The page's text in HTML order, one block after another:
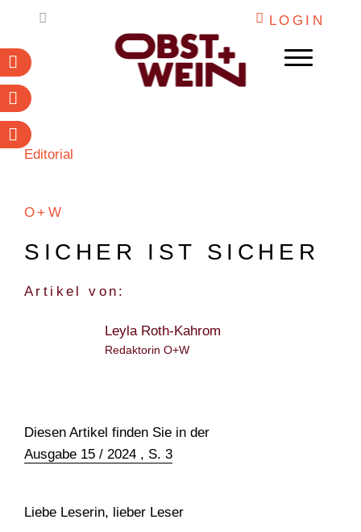
Inhalt
LOGIN
WEIN
DESTILLATE
INSTITUTIONEN
INSERATE UND WERBUNG
Abonnieren
Newsletter
PDF-Archiv
Editorial
O+W
SICHER IST SICHER
Artikel von:
Leyla Roth-Kahrom
Redaktorin O+W
Diesen Artikel finden Sie in der
Ausgabe 15 / 2024 , S. 3
Liebe Leserin, lieber Leser